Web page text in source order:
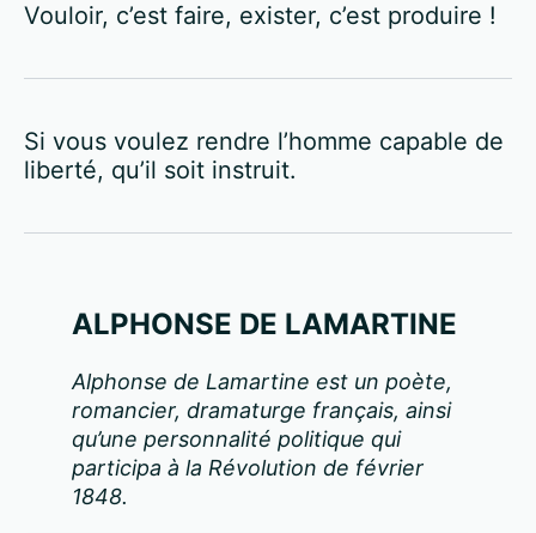
Vouloir, c’est faire, exister, c’est produire !
Si vous voulez rendre l’homme capable de
liberté, qu’il soit instruit.
ALPHONSE DE LAMARTINE
Alphonse de Lamartine est un poète,
romancier, dramaturge français, ainsi
qu’une personnalité politique qui
participa à la Révolution de février
1848.